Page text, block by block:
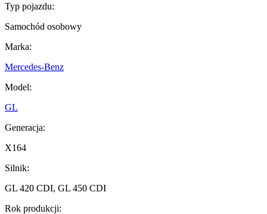
Typ pojazdu:
Samochód osobowy
Marka:
Mercedes-Benz
Model:
GL
Generacja:
X164
Silnik:
GL 420 CDI, GL 450 CDI
Rok produkcji: